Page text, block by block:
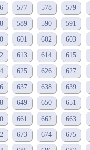
577 578 579
589 590 591
601 602 603
613 614 615
625 626 627
637 638 639
649 650 651
661 662 663
673 674 675